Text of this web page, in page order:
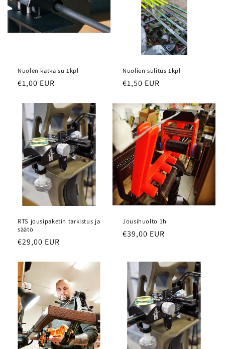
Nuolen katkaisu 1kpl
Normaalihinta
€1,00 EUR
Nuolien sulitus 1kpl
Normaalihinta
€1,50 EUR
RTS jousipaketin tarkistus ja
säätö
Normaalihinta
€29,00 EUR
Jousihuolto 1h
Normaalihinta
€39,00 EUR